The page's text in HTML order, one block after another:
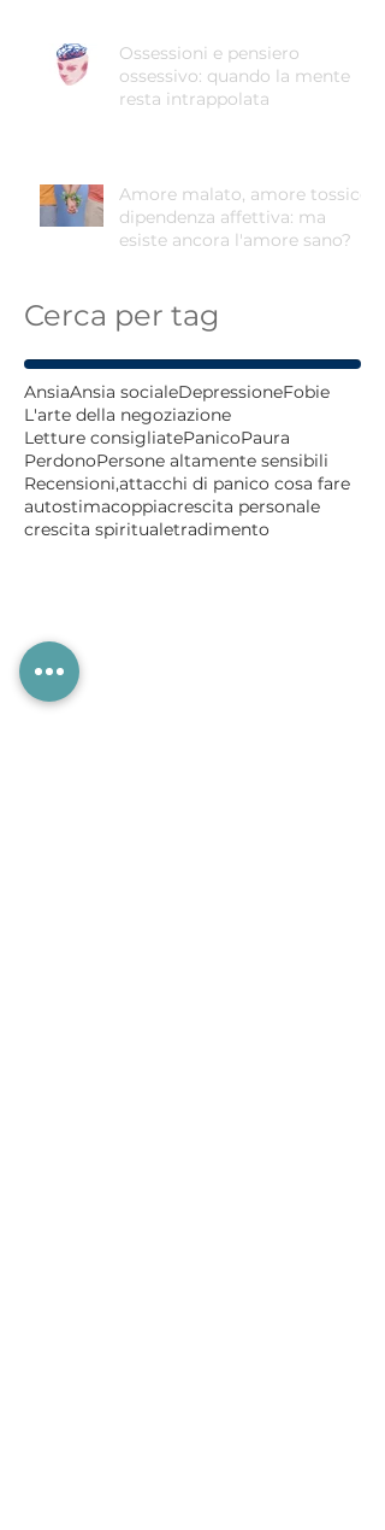
Ossessioni e pensiero
ossessivo: quando la mente
resta intrappolata
Amore malato, amore tossico,
dipendenza affettiva: ma
esiste ancora l'amore sano?
Cerca per tag
AnsiaAnsia socialeDepressioneFobie
L'arte della negoziazione
Letture consigliatePanicoPaura
PerdonoPersone altamente sensibili
Recensioni,attacchi di panico cosa fare
autostimacoppiacrescita personale
crescita spiritualetradimento